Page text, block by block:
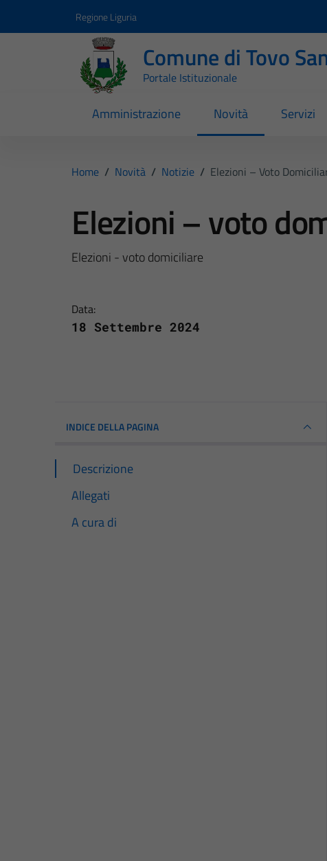
Regione Liguria
Comune di Tovo
Portale Istituzionale
Amministrazione Novità Servizi
Home / Novità / Notizie / Elezioni – Voto
Elezioni – voto
Elezioni - voto domiciliare
Data:
18 Settembre 2024
INDICE DELLA PAGINA
Descrizione
Allegati
A cura di